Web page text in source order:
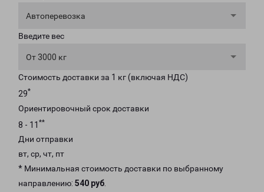
Автоперевозка
Введите вес
От 3000 кг
Стоимость доставки за 1 кг (включая НДС)
29*
Ориентировочный срок доставки
8 - 11 **
Дни отправки
вт, ср, чт, пт
* Минимальная стоимость доставки по выбранному
направлению: 540 руб.